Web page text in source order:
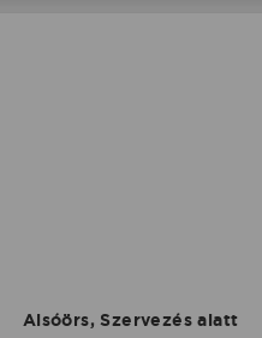
Alsóörs, Szervezés alatt